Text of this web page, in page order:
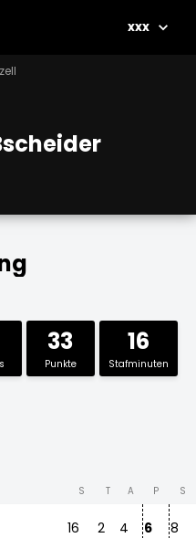
xxx
33
Punkte
16
Stafminuten
S T A P S
16 2 4 6 8